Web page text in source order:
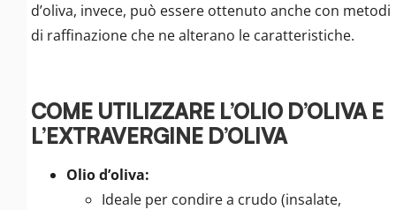
d’oliva, invece, può essere ottenuto anche con metodi
di raffinazione che ne alterano le caratteristiche.
COME UTILIZZARE L’OLIO D’OLIVA E
L’EXTRAVERGINE D’OLIVA
Olio d’oliva:
Ideale per condire a crudo (insalate,